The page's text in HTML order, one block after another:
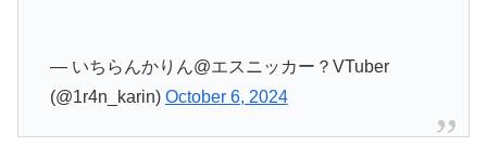
— いちらんかりん@エスニッカー？VTuber
(@1r4n_karin) October 6, 2024